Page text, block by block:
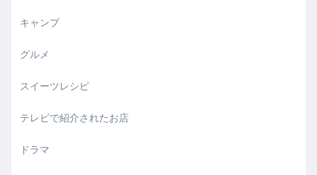
キャンプ
グルメ
スイーツレシピ
テレビで紹介されたお店
ドラマ